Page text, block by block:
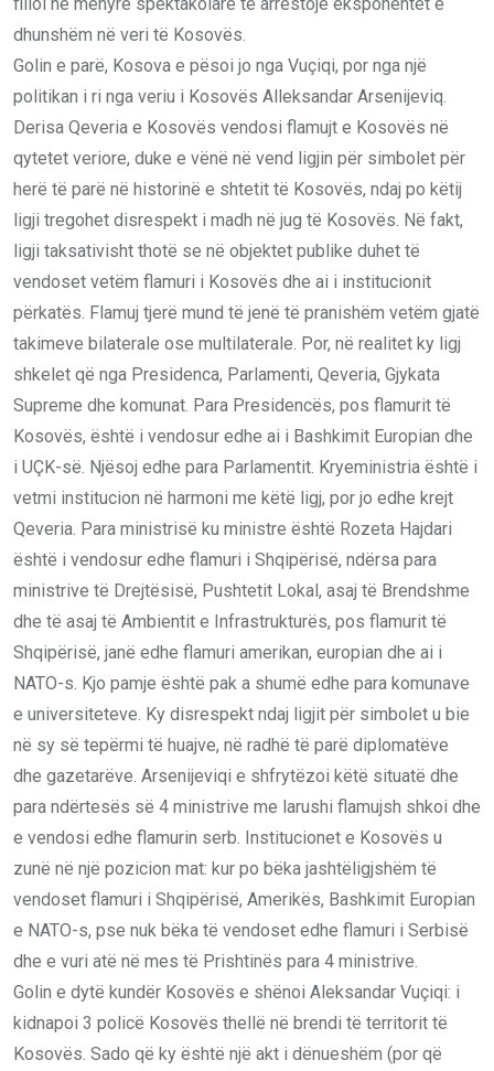
dhunshëm në veri të Kosovës.
Golin e parë, Kosova e pësoi jo nga Vuçiqi, por nga një
politikan i ri nga veriu i Kosovës Alleksandar Arsenijeviq.
Derisa Qeveria e Kosovës vendosi flamujt e Kosovës në
qytetet veriore, duke e vënë në vend ligjin për simbolet për
herë të parë në historinë e shtetit të Kosovës, ndaj po këtij
ligji tregohet disrespekt i madh në jug të Kosovës. Në fakt,
ligji taksativisht thotë se në objektet publike duhet të
vendoset vetëm flamuri i Kosovës dhe ai i institucionit
përkatës. Flamuj tjerë mund të jenë të pranishëm vetëm gjatë
takimeve bilaterale ose multilaterale. Por, në realitet ky ligj
shkelet që nga Presidenca, Parlamenti, Qeveria, Gjykata
Supreme dhe komunat. Para Presidencës, pos flamurit të
Kosovës, është i vendosur edhe ai i Bashkimit Europian dhe
i UÇK-së. Njësoj edhe para Parlamentit. Kryeministria është i
vetmi institucion në harmoni me këtë ligj, por jo edhe krejt
Qeveria. Para ministrisë ku ministre është Rozeta Hajdari
është i vendosur edhe flamuri i Shqipërisë, ndërsa para
ministrive të Drejtësisë, Pushtetit Lokal, asaj të Brendshme
dhe të asaj të Ambientit e Infrastrukturës, pos flamurit të
Shqipërisë, janë edhe flamuri amerikan, europian dhe ai i
NATO-s. Kjo pamje është pak a shumë edhe para komunave
e universiteteve. Ky disrespekt ndaj ligjit për simbolet u bie
në sy së tepërmi të huajve, në radhë të parë diplomatëve
dhe gazetarëve. Arsenijeviqi e shfrytëzoi këtë situatë dhe
para ndërtesës së 4 ministrive me larushi flamujsh shkoi dhe
e vendosi edhe flamurin serb. Institucionet e Kosovës u
zunë në një pozicion mat: kur po bëka jashtëligjshëm të
vendoset flamuri i Shqipërisë, Amerikës, Bashkimit Europian
e NATO-s, pse nuk bëka të vendoset edhe flamuri i Serbisë
dhe e vuri atë në mes të Prishtinës para 4 ministrive.
Golin e dytë kundër Kosovës e shënoi Aleksandar Vuçiqi: i
kidnapoi 3 policë Kosovës thellë në brendi të territorit të
Kosovës. Sado që ky është një akt i dënueshëm (por që